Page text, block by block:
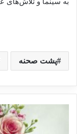
پشت صحنه